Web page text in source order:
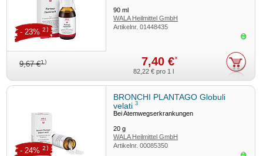
90ml
WALA Heilmittel GmbH
Artikelnr.01448435
9,67 €1) 7,40 €*
- 23% 2)
82,22 € pro 1 l
BRONCHI PLANTAGO Globuli
velati3
Bei Atemwegserkrankungen
20g
WALA Heilmittel GmbH
Artikelnr.00085350
- 24% 2)